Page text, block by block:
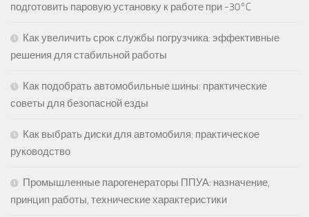
подготовить паровую установку к работе при -30°C
Как увеличить срок службы погрузчика: эффективные
решения для стабильной работы
Как подобрать автомобильные шины: практические
советы для безопасной езды
Как выбрать диски для автомобиля: практическое
руководство
Промышленные парогенераторы ППУА: назначение,
принцип работы, технические характеристики